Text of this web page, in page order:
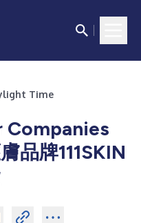
Time
Companies
品牌111SKIN